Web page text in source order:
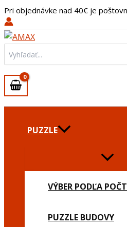
Preskočiť
na
obsah
Pri objednávke nad 40€ je
for:
PUZZLE
VÝBER PODĽA
PUZZLE BUDOVY